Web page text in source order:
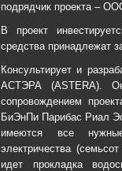
подрядчик проекта –
В проект
средства принадлежат
Консультирует и
АСТЭРА (ASTERA).
сопровождением
БиЭнПи Парибас Риал
имеются все нужные
электричества
идет прокладка